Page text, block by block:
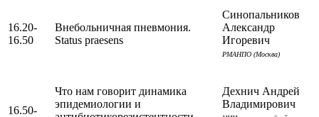
16.20-
16.50
Внебольничная пневмония.
Status praesens
Синопальников
Александр
Игоревич
РМАНПО (Москва)
16.50-
Что нам говорит динамика
эпидемиологии и
Дехнич Андрей
Владимирович